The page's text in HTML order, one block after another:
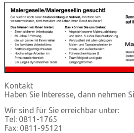
Kontakt
Haben Sie Interesse, dann nehmen
Wir sind für Sie erreichbar unter:
Tel: 0811-1765
Fax: 0811-95121